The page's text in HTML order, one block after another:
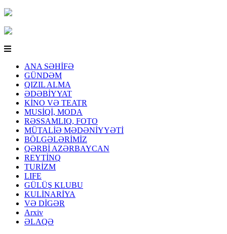
ANA SƏHİFƏ
GÜNDƏM
QIZIL ALMA
ƏDƏBİYYAT
KİNO VƏ TEATR
MUSİQİ, MODA
RƏSSAMLIQ, FOTO
MÜTALİƏ MƏDƏNİYYƏTİ
BÖLGƏLƏRİMİZ
QƏRBİ AZƏRBAYCAN
REYTİNQ
TURİZM
LIFE
GÜLÜŞ KLUBU
KULİNARİYA
VƏ DİGƏR
Arxiv
ƏLAQƏ